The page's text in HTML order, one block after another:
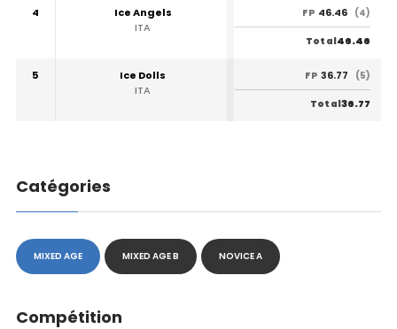
4
Ice Angels
ITA
FP 46.46 (4)
Total46.46
5
Ice Dolls
ITA
FP 36.77 (5)
Total36.77
Catégories
MIXED AGE MIXED AGE B NOVICE A
Compétition